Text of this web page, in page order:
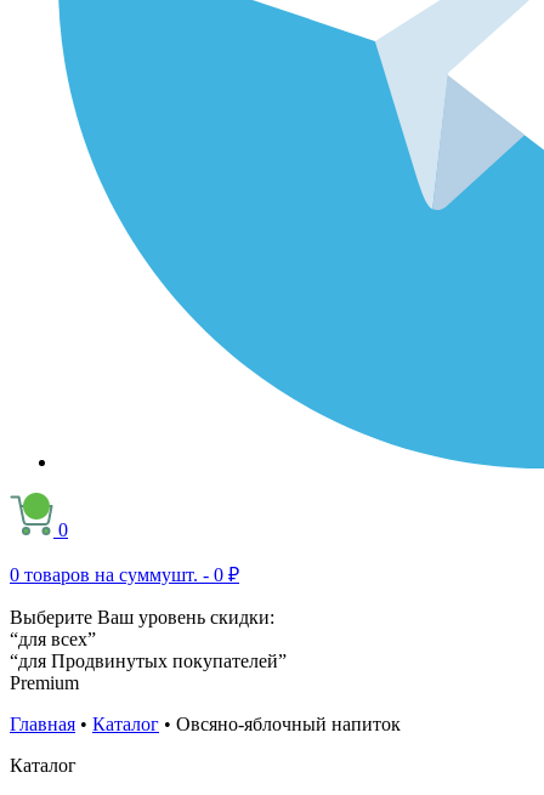
0
0 товаров на суммушт. - 0 ₽
Выберите Ваш уровень скидки:
“для всех”
“для Продвинутых покупателей”
Premium
Главная • Каталог • Овсяно-яблочный напиток
Каталог